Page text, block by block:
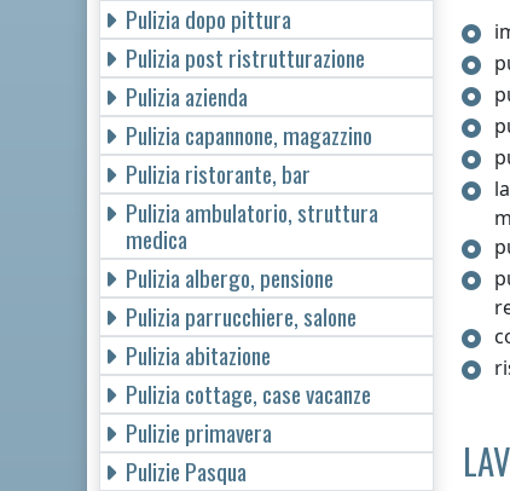
Pulizia dopo pittura
Pulizia post ristrutturazione
Pulizia azienda
Pulizia capannone, magazzino
Pulizia ristorante, bar
Pulizia ambulatorio, struttura
medica
Pulizia albergo, pensione
Pulizia parrucchiere, salone
Pulizia abitazione
Pulizia cottage, case vacanze
Pulizie primavera
Pulizie Pasqua